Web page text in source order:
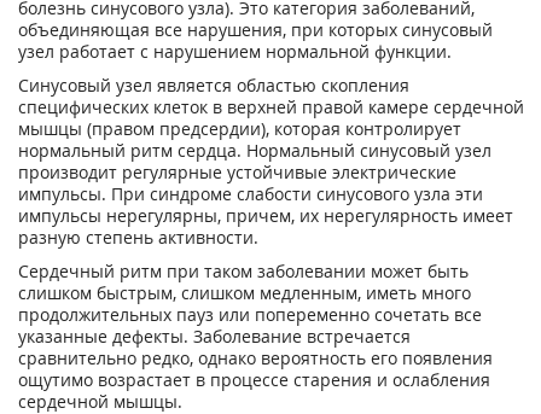
болезнь синусового узла). Это категория заболеваний,
объединяющая все нарушения, при которых синусовый
узел работает с нарушением нормальной функции.
Синусовый узел является областью скопления
специфических клеток в верхней правой камере сердечной
мышцы (правом предсердии), которая контролирует
нормальный ритм сердца. Нормальный синусовый узел
производит регулярные устойчивые электрические
импульсы. При синдроме слабости синусового узла эти
импульсы нерегулярны, причем, их нерегулярность имеет
разную степень активности.
Сердечный ритм при таком заболевании может быть
слишком быстрым, слишком медленным, иметь много
продолжительных пауз или попеременно сочетать все
указанные дефекты. Заболевание встречается
сравнительно редко, однако вероятность его появления
ощутимо возрастает в процессе старения и ослабления
сердечной мышцы.